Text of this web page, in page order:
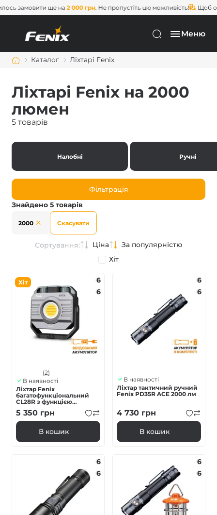
замовити ще на2 000 грн . Не пропустіть цю можливість! Щоб
Меню
Каталог Ліхтарі Fenix
Ліхтарі Fenix на 2000
люмен
5 товарів
Налобні Ручні
Фільтрація
Знайдено 5 товарів
2000 Скасувати
Сортування: Ціна
За популярністю
Хіт
Хіт
6
6
(2)
В наявності
Ліхтар Fenix
багатофункціональний
CL28R з функцією
Powerbank (10 000 mAh)
5 350 грн
В кошик
6
6
В наявності
Ліхтар тактичний ручний
Fenix PD35R ACE 2000 лм
4 730 грн
В кошик
6
6
6
6